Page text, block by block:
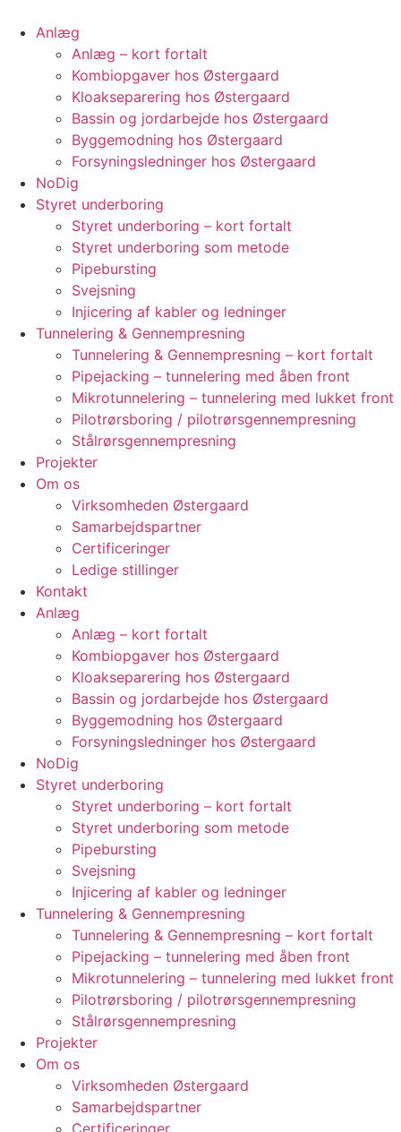
Anlæg
Anlæg – kort fortalt
Kombiopgaver hos Østergaard
Kloakseparering hos Østergaard
Bassin og jordarbejde hos Østergaard
Byggemodning hos Østergaard
Forsyningsledninger hos Østergaard
NoDig
Styret underboring
Styret underboring – kort fortalt
Styret underboring som metode
Pipebursting
Svejsning
Injicering af kabler og ledninger
Tunnelering & Gennempresning
Tunnelering & Gennempresning – kort fortalt
Pipejacking – tunnelering med åben front
Mikrotunnelering – tunnelering med lukket front
Pilotrørsboring / pilotrørsgennempresning
Stålrørsgennempresning
Projekter
Om os
Virksomheden Østergaard
Samarbejdspartner
Certificeringer
Ledige stillinger
Kontakt
Anlæg
Anlæg – kort fortalt
Kombiopgaver hos Østergaard
Kloakseparering hos Østergaard
Bassin og jordarbejde hos Østergaard
Byggemodning hos Østergaard
Forsyningsledninger hos Østergaard
NoDig
Styret underboring
Styret underboring – kort fortalt
Styret underboring som metode
Pipebursting
Svejsning
Injicering af kabler og ledninger
Tunnelering & Gennempresning
Tunnelering & Gennempresning – kort fortalt
Pipejacking – tunnelering med åben front
Mikrotunnelering – tunnelering med lukket front
Pilotrørsboring / pilotrørsgennempresning
Stålrørsgennempresning
Projekter
Om os
Virksomheden Østergaard
Samarbejdspartner
Certificeringer